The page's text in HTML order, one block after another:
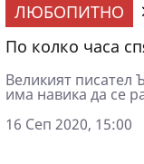
ЛЮБОПИТНО
По колко часа
Великият
има навика да се
16 Сеп 2020, 15:00